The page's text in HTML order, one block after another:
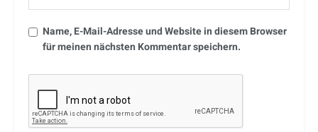
Name, E-Mail-Adresse und Website in diesem Browser
für meinen nächsten Kommentar speichern.